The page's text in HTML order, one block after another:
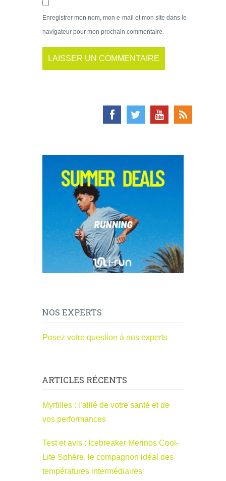
Enregistrer mon nom, mon e-mail et mon site dans le
navigateur pour mon prochain commentaire.
NOS EXPERTS
Posez votre question à nos experts
ARTICLES RÉCENTS
Myrtilles : l’allié de votre santé et de
vos performances
Test et avis : Icebreaker Merinos Cool-
Lite Sphère, le compagnon idéal des
températures intermédiaires